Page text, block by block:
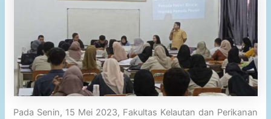
Pada Senin, 15 Mei 2023, Fakultas Kelautan dan Perikanan